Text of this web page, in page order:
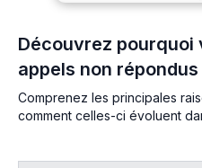
Découvrez pourquoi
appels non répondus
Comprenez les principales
comment celles-ci évoluent